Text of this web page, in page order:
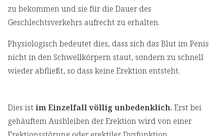
zu bekommen und sie für die Dauer des
Geschlechtsverkehrs aufrecht zu erhalten.
Physiologisch bedeutet dies, dass sich das Blut im Penis
nicht in den Schwellkörpern staut, sondern zu schnell
wieder abfließt, so dass keine Erektion entsteht.
Dies ist im Einzelfall völlig unbedenklich. Erst bei
gehäuftem Ausbleiben der Erektion wird von einer